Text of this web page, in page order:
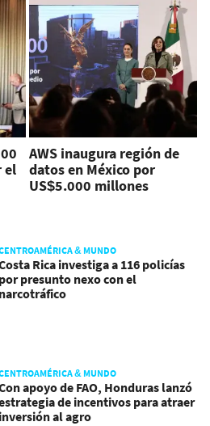
el
AWS inaugura región de
datos en México por
US$5.000 millones
& MUNDO
Rica investiga a 116 policías
por presunto nexo con el
narcotráfico
& MUNDO
apoyo de FAO, Honduras lanzó
de incentivos para atraer
inversión al agro